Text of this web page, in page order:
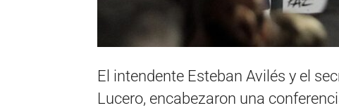
El intendente Esteban Avilés y el
Lucero, encabezaron una